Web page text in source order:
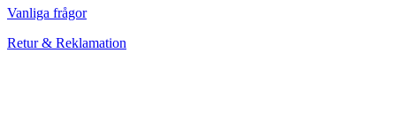
Vanliga frågor
Retur & Reklamation